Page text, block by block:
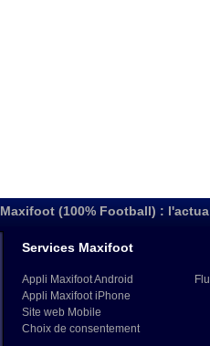
Maxifoot (100% Football) :
Services Maxifoot
Appli Maxifoot Android
Appli Maxifoot iPhone
Site web Mobile
Choix de consentement